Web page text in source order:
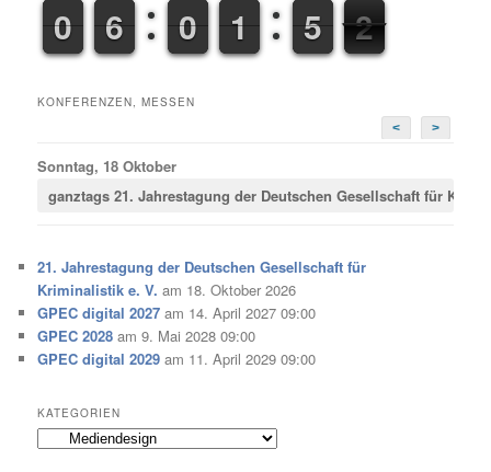
9
9
0
0 5
5
6
6 9
9
0
0 1
1
1
1 4
5
5 3
4
KONFERENZEN, MESSEN
<
>
Sonntag, 18 Oktober
ganztags21. Jahrestagung der Deutschen Gesellschaft für
21. Jahrestagung der Deutschen Gesellschaft für
Kriminalistik e. V. am 18. Oktober 2026
GPEC digital 2027 am 14. April 2027 09:00
GPEC 2028 am 9. Mai 2028 09:00
GPEC digital 2029 am 11. April 2029 09:00
KATEGORIEN
Kategorien